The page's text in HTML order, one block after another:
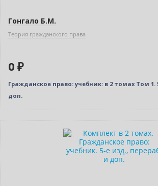
Гонгало Б.М.
Теория гражданского права
0 ₽
Гражданское право: учебник: в 2 томах Том 1.
доп.